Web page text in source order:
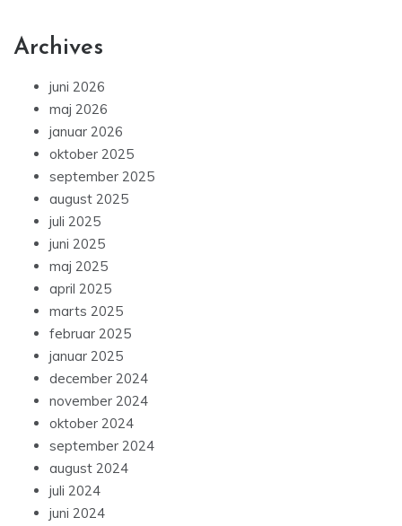
Archives
juni 2026
maj 2026
januar 2026
oktober 2025
september 2025
august 2025
juli 2025
juni 2025
maj 2025
april 2025
marts 2025
februar 2025
januar 2025
december 2024
november 2024
oktober 2024
september 2024
august 2024
juli 2024
juni 2024